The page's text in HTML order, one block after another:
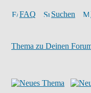
FAQ Suchen
Thema zu Deinen